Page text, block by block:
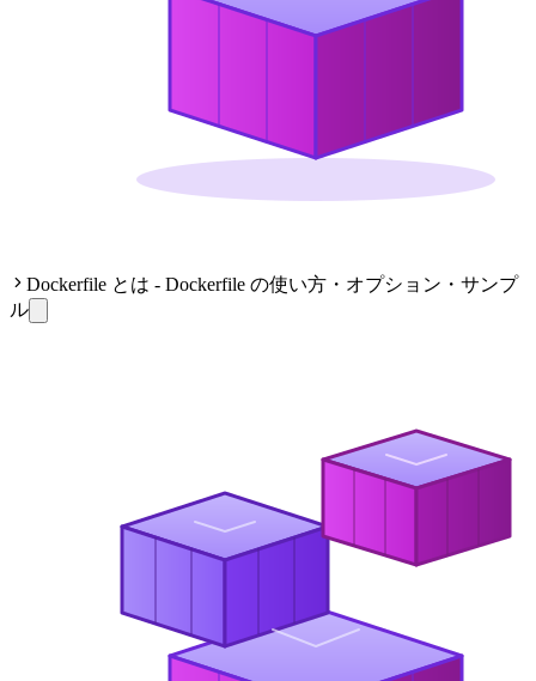
Dockerfile とは - Dockerfile の使い方・オプション・サンプ
ル